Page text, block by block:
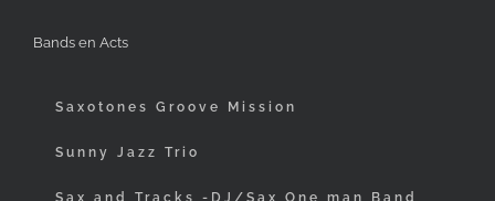
Bands en Acts
Saxotones Groove Mission
Sunny Jazz Trio
Sax and Tracks -DJ/Sax One man Band